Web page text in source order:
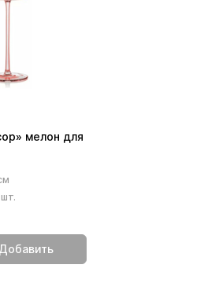
мелон для
Добавить